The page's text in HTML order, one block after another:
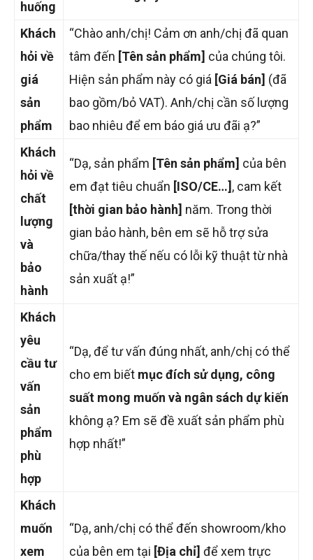
huống
Khách
hỏi về
giá
sản
phẩm
“Chào anh/chị! Cảm ơn anh/chị đã quan
tâm đến [Tên sản phẩm] của chúng tôi.
Hiện sản phẩm này có giá [Giá bán] (đã
bao gồm/bỏ VAT). Anh/chị cần số lượng
bao nhiêu để em báo giá ưu đãi ạ?”
Khách
hỏi về
chất
lượng
và
bảo
hành
“Dạ, sản phẩm [Tên sản phẩm] của bên
em đạt tiêu chuẩn [ISO/CE…] , cam kết
[thời gian bảo hành] năm. Trong thời
gian bảo hành, bên em sẽ hỗ trợ sửa
chữa/thay thế nếu có lỗi kỹ thuật từ nhà
sản xuất ạ!”
Khách
yêu
cầu tư
vấn
sản
phẩm
phù
hợp
“Dạ, để tư vấn đúng nhất, anh/chị có thể
cho em biết mục đích sử dụng, công
suất mong muốn và ngân sách dự kiến
không ạ? Em sẽ đề xuất sản phẩm phù
hợp nhất!”
Khách
muốn
xem
“Dạ, anh/chị có thể đến showroom/kho
của bên em tại [Địa chỉ] để xem trực